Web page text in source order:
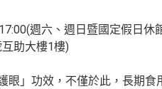
週六、週日暨國定假日休
助大樓1樓)
眼」功效，不僅於此，長期食